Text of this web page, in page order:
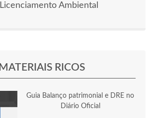
Licenciamento Ambiental
MATERIAIS RICOS
Guia Balanço patrimonial e DRE no
Diário Oficial